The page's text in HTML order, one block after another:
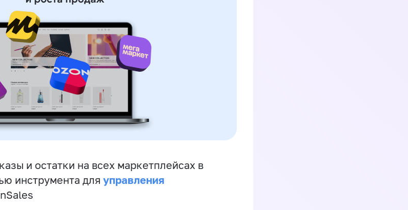
и остатки на всех маркетплейсах в
инструмента для управления